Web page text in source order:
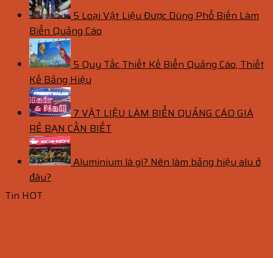
5 Loại Vật Liệu Được Dùng Phổ Biến Làm
Biển Quảng Cáo
5 Quy Tắc Thiết Kế Biển Quảng Cáo, Thiết
Kế Bảng Hiệu
7 VẬT LIỆU LÀM BIỂN QUẢNG CÁO GIÁ
RẺ BẠN CẦN BIẾT
Aluminium là gì? Nên làm bảng hiệu alu ở
đâu?
Tin HOT